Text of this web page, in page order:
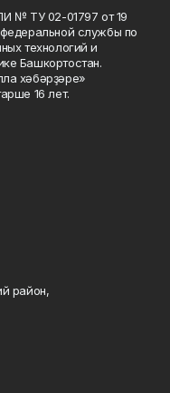
№ ТУ 02-01797 от 19
службы по
технологий и
Башкортостан.
хәбәрҙәре»
16 лет.
район,